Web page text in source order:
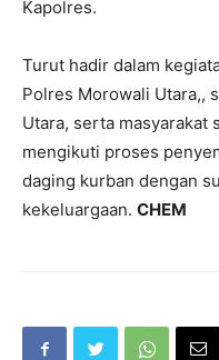
Kapolres.
Turut hadir dalam
Polres Morowali Utara,,
Utara, serta masyarakat
mengikuti proses
daging kurban dengan
kekeluargaan. CHEM